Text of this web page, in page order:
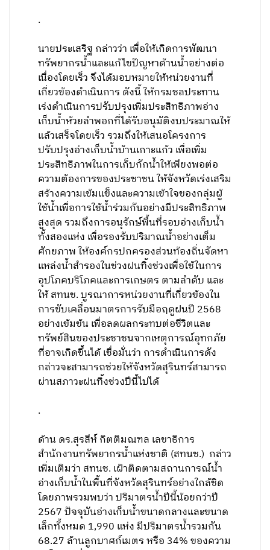
.
นายประเสริฐ กล่าวว่า เพื่อให้เกิดการพัฒนา
ทรัพยากรน้ำและแก้ไขปัญหาด้านน้ำอย่างต่อ
เนื่องโดยเร็ว จึงได้มอบหมายให้หน่วยงานที่
เกี่ยวข้องดำเนินการ ดังนี้ ให้กรมชลประทาน
เร่งดำเนินการปรับปรุงเพิ่มประสิทธิภาพอ่าง
เก็บน้ำห้วยลำพอกที่ได้รับอนุมัติงบประมาณให้
แล้วเสร็จโดยเร็ว รวมถึงให้เสนอโครงการ
ปรับปรุงอ่างเก็บน้ำบ้านเกาะแก้ว เพื่อเพิ่ม
ประสิทธิภาพในการเก็บกักน้ำให้เพียงพอต่อ
ความต้องการของประชาชน ให้จังหวัดเร่งเสริม
สร้างความเข้มแข็งและความเข้าใจของกลุ่มผู้
ใช้น้ำเพื่อการใช้น้ำร่วมกันอย่างมีประสิทธิภาพ
สูงสุด รวมถึงการอนุรักษ์พื้นที่รอบอ่างเก็บน้ำ
ทั้งสองแห่ง เพื่อรองรับปริมาณน้ำอย่างเต็ม
ศักยภาพ ให้องค์กรปกครองส่วนท้องถิ่นจัดหา
แหล่งน้ำสำรองในช่วงฝนทิ้งช่วงเพื่อใช้ในการ
อุปโภคบริโภคและการเกษตร ตามลำดับ และ
ให้ สทนช. บูรณาการหน่วยงานที่เกี่ยวข้องใน
การขับเคลื่อนมาตรการรับมือฤดูฝนปี 2568
อย่างเข้มข้น เพื่อลดผลกระทบต่อชีวิตและ
ทรัพย์สินของประชาชนจากเหตุการณ์อุทกภัย
ที่อาจเกิดขึ้นได้ เชื่อมั่นว่า การดำเนินการดัง
กล่าวจะสามารถช่วยให้จังหวัดสุรินทร์สามารถ
ผ่านสภาวะฝนทิ้งช่วงปีนี้ไปได้
.
ด้าน ดร.สุรสีห์ กิตติมณฑล เลขาธิการ
สำนักงานทรัพยากรน้ำแห่งชาติ (สทนช.) กล่าว
เพิ่มเติมว่า สทนช. เฝ้าติดตามสถานการณ์น้ำ
อ่างเก็บน้ำในพื้นที่จังหวัดสุรินทร์อย่างใกล้ชิด
โดยภาพรวมพบว่า ปริมาตรน้ำปีนี้น้อยกว่าปี
2567 ปัจจุบันอ่างเก็บน้ำขนาดกลางและขนาด
เล็กทั้งหมด 1,990 แห่ง มีปริมาตรน้ำรวมกัน
68.27 ล้านลูกบาศก์เมตร หรือ 34% ของความ